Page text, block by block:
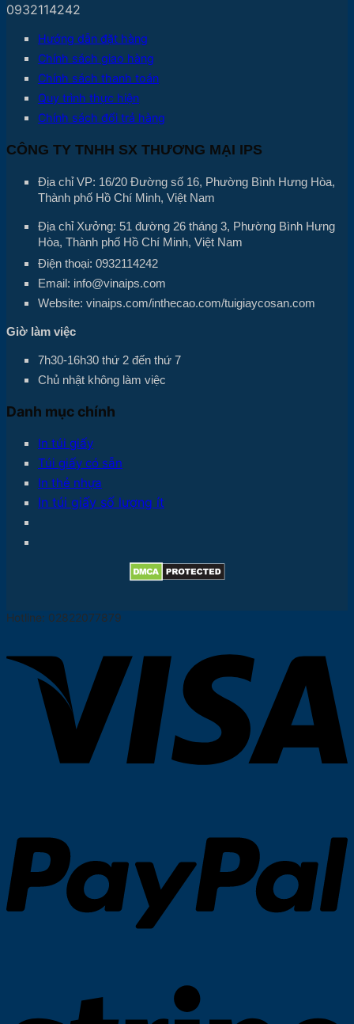
0932114242
Hướng dẫn đặt hàng
Chính sách giao hàng
Chính sách thanh toán
Quy trình thực hiện
Chính sách đổi trả hàng
CÔNG TY TNHH SX THƯƠNG MẠI IPS
Địa chỉ VP: 16/20 Đường số 16, Phường Bình Hưng Hòa,
Thành phố Hồ Chí Minh, Việt Nam
Địa chỉ Xưởng: 51 đường 26 tháng 3, Phường Bình Hưng
Hòa, Thành phố Hồ Chí Minh, Việt Nam
Điện thoại: 0932114242
Email: info@vinaips.com
Website: vinaips.com/inthecao.com/tuigiaycosan.com
Giờ làm việc
7h30-16h30 thứ 2 đến thứ 7
Chủ nhật không làm việc
Danh mục chính
In túi giấy
Túi giấy có sẵn
In thẻ nhựa
In túi giấy số lượng ít
Hotline: 02822077879